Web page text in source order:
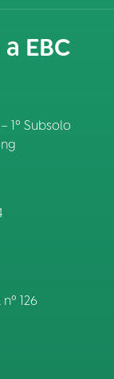
EBC
1º Subsolo
126